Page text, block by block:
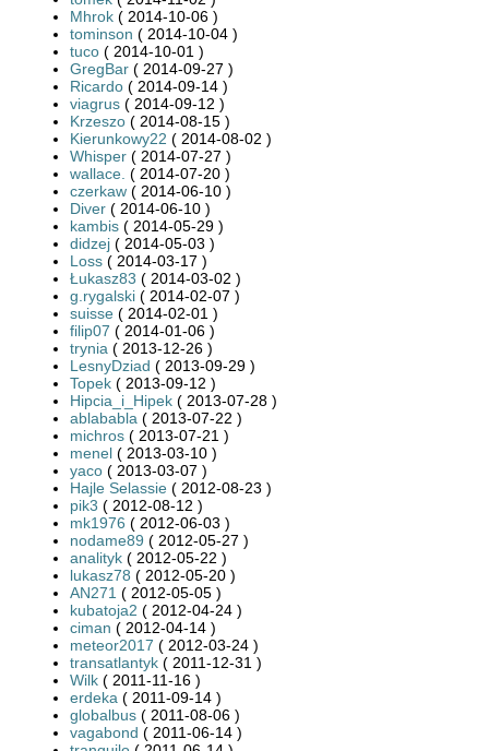
Mhrok ( 2014-10-06 )
tominson ( 2014-10-04 )
tuco ( 2014-10-01 )
GregBar ( 2014-09-27 )
Ricardo ( 2014-09-14 )
viagrus ( 2014-09-12 )
Krzeszo ( 2014-08-15 )
Kierunkowy22 ( 2014-08-02 )
Whisper ( 2014-07-27 )
wallace. ( 2014-07-20 )
czerkaw ( 2014-06-10 )
Diver ( 2014-06-10 )
kambis ( 2014-05-29 )
didzej ( 2014-05-03 )
Loss ( 2014-03-17 )
Łukasz83 ( 2014-03-02 )
g.rygalski ( 2014-02-07 )
suisse ( 2014-02-01 )
filip07 ( 2014-01-06 )
trynia ( 2013-12-26 )
LesnyDziad ( 2013-09-29 )
Topek ( 2013-09-12 )
Hipcia_i_Hipek ( 2013-07-28 )
ablababla ( 2013-07-22 )
michros ( 2013-07-21 )
menel ( 2013-03-10 )
yaco ( 2013-03-07 )
Hajle Selassie ( 2012-08-23 )
pik3 ( 2012-08-12 )
mk1976 ( 2012-06-03 )
nodame89 ( 2012-05-27 )
analityk ( 2012-05-22 )
lukasz78 ( 2012-05-20 )
AN271 ( 2012-05-05 )
kubatoja2 ( 2012-04-24 )
ciman ( 2012-04-14 )
meteor2017 ( 2012-03-24 )
transatlantyk ( 2011-12-31 )
Wilk ( 2011-11-16 )
erdeka ( 2011-09-14 )
globalbus ( 2011-08-06 )
vagabond ( 2011-06-14 )